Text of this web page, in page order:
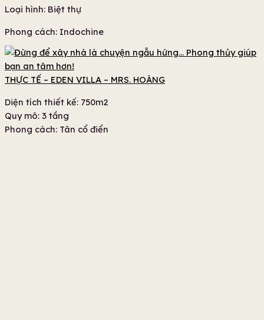
Loại hình: Biệt thự
Phong cách: Indochine
THỰC TẾ – EDEN VILLA – MRS. HOÀNG
Diện tích thiết kế: 750m2
Quy mô: 3 tầng
Phong cách: Tân cổ điển